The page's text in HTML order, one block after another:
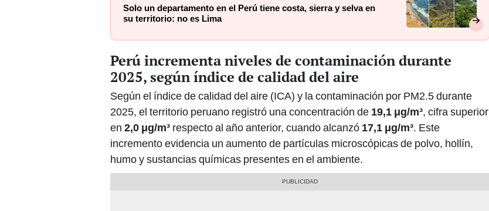
Solo un departamento en el Perú tiene costa, sierra y selva en
su territorio: no es Lima
Perú incrementa niveles de contaminación durante
2025, según índice de calidad del aire
Según el índice de calidad del aire (ICA) y la contaminación por PM2.5 durante
2025, el territorio peruano registró una concentración de 19,1 μg/m³, cifra superior
en 2,0 μg/m³ respecto al año anterior, cuando alcanzó 17,1 μg/m³. Este
incremento evidencia un aumento de partículas microscópicas de polvo, hollín,
humo y sustancias químicas presentes en el ambiente.